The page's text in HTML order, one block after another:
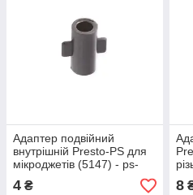
Адаптер подвійний
внутрішній Presto-PS для
мікроджетів (5147) - ps-
626
4 ₴ 8